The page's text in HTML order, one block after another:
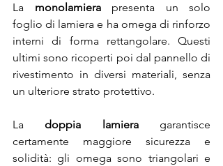
La monolamiera presenta un solo
foglio di lamiera e ha omega di rinforzo
interni di forma rettangolare. Questi
ultimi sono ricoperti poi dal pannello di
rivestimento in diversi materiali, senza
un ulteriore strato protettivo.
La doppia lamiera garantisce
certamente maggiore sicurezza e
solidità: gli omega sono triangolari e